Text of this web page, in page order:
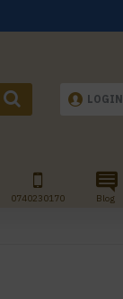
LOGIN
0740230170 Blog